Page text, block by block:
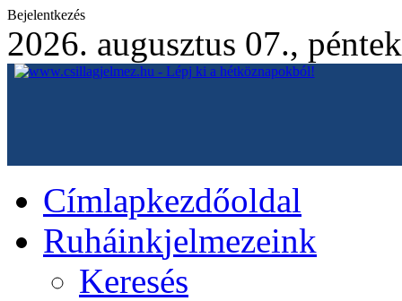
Bejelentkezés
2026. augusztus 07., péntek
Címlapkezdőoldal
Ruháinkjelmezeink
Keresés